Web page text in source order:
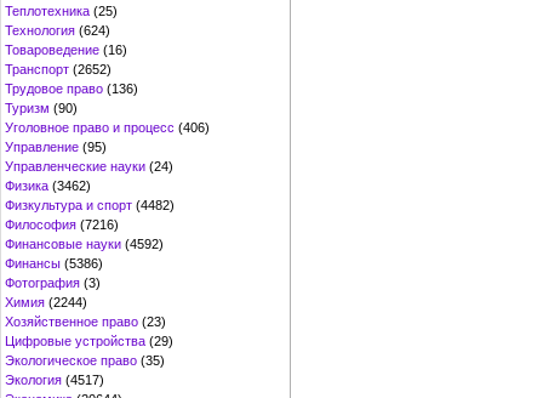
Теплотехника (25)
Технология (624)
Товароведение (16)
Транспорт (2652)
Трудовое право (136)
Туризм (90)
Уголовное право и процесс (406)
Управление (95)
Управленческие науки (24)
Физика (3462)
Физкультура и спорт (4482)
Философия (7216)
Финансовые науки (4592)
Финансы (5386)
Фотография (3)
Химия (2244)
Хозяйственное право (23)
Цифровые устройства (29)
Экологическое право (35)
Экология (4517)